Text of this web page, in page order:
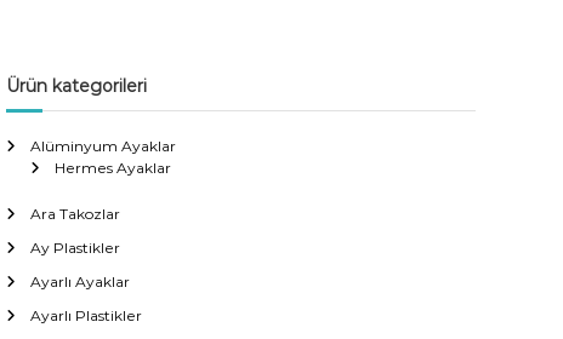
Ürün kategorileri
Alüminyum Ayaklar
Hermes Ayaklar
Ara Takozlar
Ay Plastikler
Ayarlı Ayaklar
Ayarlı Plastikler